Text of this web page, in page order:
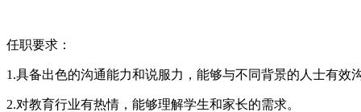
任职要求：
1.具备出色的沟通能力和说服力，能够与不同背景的人士有效
2.对教育行业有热情，能够理解学生和家长的需求。